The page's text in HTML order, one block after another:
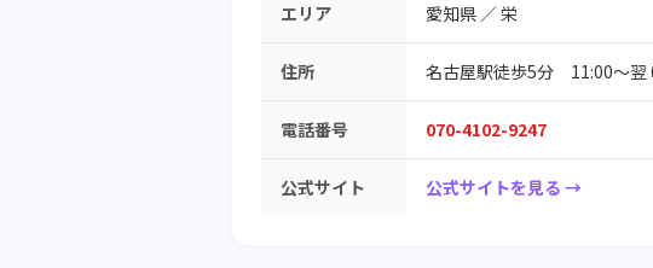
エリア 愛知県 ／栄
住所 名古屋駅徒歩5分 11:00～
電話番号 070-4102-9247
公式サイト 公式サイトを見る →